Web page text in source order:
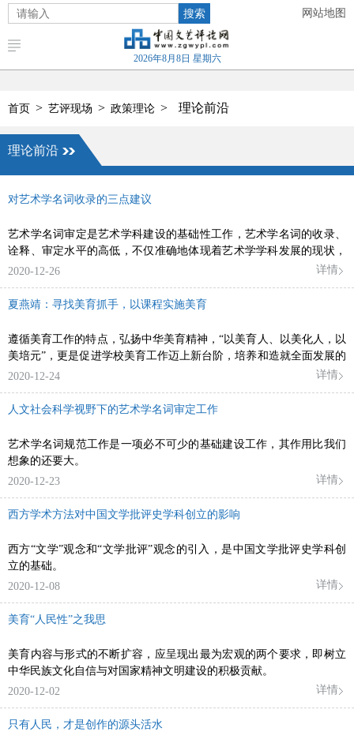
搜索 网站地图
2026年8月8日 星期六
首页 > 艺评现场 > 政策理论 > 理论前沿
理论前沿
对艺术学名词收录的三点建议
艺术学名词审定是艺术学科建设的基础性工作，艺术学名词的收录、
诠释、审定水平的高低，不仅准确地体现着艺术学学科发展的现状，
而且清晰地标示出艺术学科的创新能力及学术水准的高低
2020-12-26 详情
夏燕靖：寻找美育抓手，以课程实施美育
遵循美育工作的特点，弘扬中华美育精神，“以美育人、以美化人，以
美培元”，更是促进学校美育工作迈上新台阶，培养和造就全面发展的
社会主义建设者和接班人的需要。
2020-12-24 详情
人文社会科学视野下的艺术学名词审定工作
艺术学名词规范工作是一项必不可少的基础建设工作，其作用比我们
想象的还要大。
2020-12-23
详情
西方学术方法对中国文学批评史学科创立的影响
西方“文学”观念和“文学批评”观念的引入，是中国文学批评史学科创
立的基础。
2020-12-08
详情
美育“人民性”之我思
美育内容与形式的不断扩容，应呈现出最为宏观的两个要求，即树立
中华民族文化自信与对国家精神文明建设的积极贡献。
2020-12-02
详情
只有人民，才是创作的源头活水